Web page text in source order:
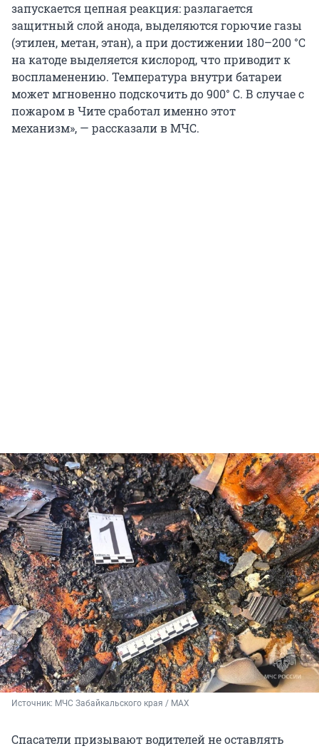
запускается цепная реакция: разлагается
защитный слой анода, выделяются горючие газы
(этилен, метан, этан), а при достижении 180–200 °C
на катоде выделяется кислород, что приводит к
воспламенению. Температура внутри батареи
может мгновенно подскочить до 900° C. В случае с
пожаром в Чите сработал именно этот
механизм», — рассказали в МЧС.
Источник: МЧС Забайкальского края / МАХ
Спасатели призывают водителей не оставлять